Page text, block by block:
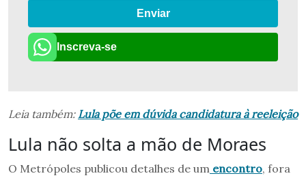
Enviar
Inscreva-se
Leia também: Lula põe em dúvida candidatura à reeleição
Lula não solta a mão de Moraes
O Metrópoles publicou detalhes de um encontro, fora